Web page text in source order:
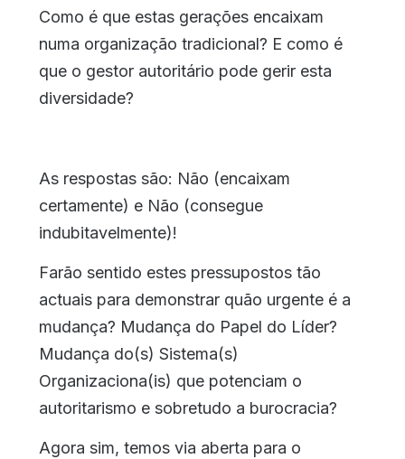
Como é que estas gerações encaixam
numa organização tradicional? E como é
que o gestor autoritário pode gerir esta
diversidade?
As respostas são: Não (encaixam
certamente) e Não (consegue
indubitavelmente)!
Farão sentido estes pressupostos tão
actuais para demonstrar quão urgente é a
mudança? Mudança do Papel do Líder?
Mudança do(s) Sistema(s)
Organizaciona(is) que potenciam o
autoritarismo e sobretudo a burocracia?
Agora sim, temos via aberta para o